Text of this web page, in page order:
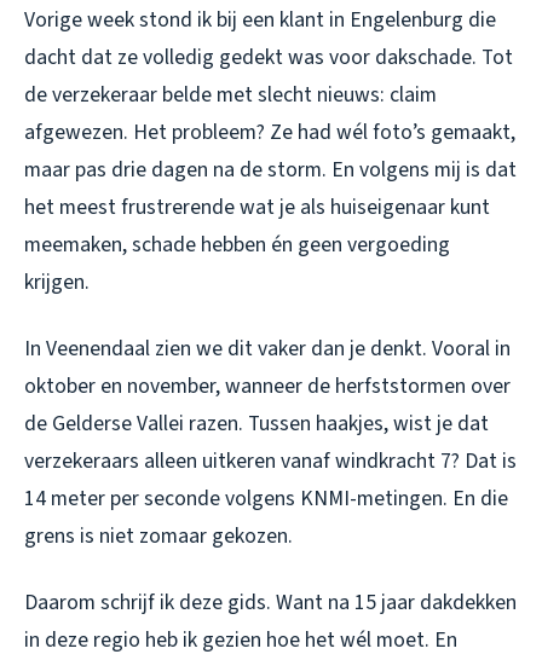
Vorige week stond ik bij een klant in Engelenburg die
dacht dat ze volledig gedekt was voor dakschade. Tot
de verzekeraar belde met slecht nieuws: claim
afgewezen. Het probleem? Ze had wél foto’s gemaakt,
maar pas drie dagen na de storm. En volgens mij is dat
het meest frustrerende wat je als huiseigenaar kunt
meemaken, schade hebben én geen vergoeding
krijgen.
In Veenendaal zien we dit vaker dan je denkt. Vooral in
oktober en november, wanneer de herfststormen over
de Gelderse Vallei razen. Tussen haakjes, wist je dat
verzekeraars alleen uitkeren vanaf windkracht 7? Dat is
14 meter per seconde volgens KNMI-metingen. En die
grens is niet zomaar gekozen.
Daarom schrijf ik deze gids. Want na 15 jaar dakdekken
in deze regio heb ik gezien hoe het wél moet. En